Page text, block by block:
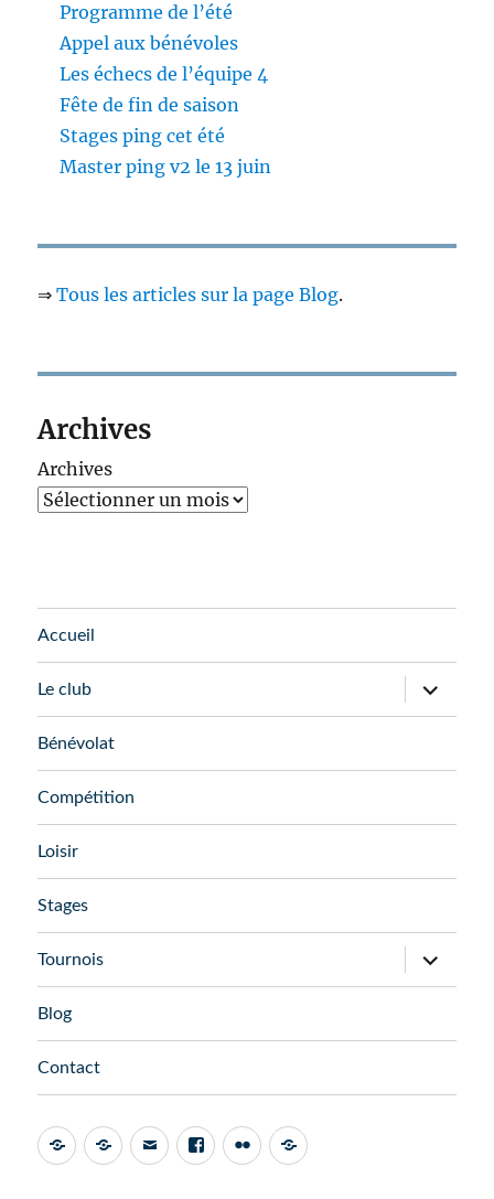
Programme de l’été
Appel aux bénévoles
Les échecs de l’équipe 4
Fête de fin de saison
Stages ping cet été
Master ping v2 le 13 juin
⇒Tous les articles sur la page Blog.
Archives
Archives
Accueil
Le club
ouvrir
le
sous-
Bénévolat
Compétition
Loisir
Stages
Tournois
ouvrir
le
sous-
Blog
Contact
AdminAssoConnect
Email Facebook
Flickr FFTT